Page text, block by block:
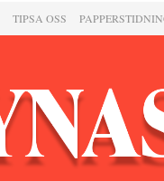
TIPSA OSS